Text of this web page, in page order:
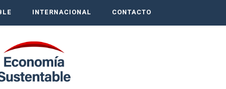
INTERNACIONAL CONTACTO